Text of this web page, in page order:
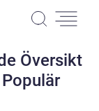
Översikt